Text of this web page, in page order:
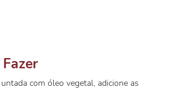
com óleo vegetal, adicione as